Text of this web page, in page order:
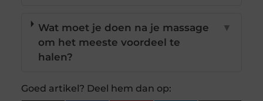
Wat moet je doen na je massage
om het meeste voordeel te
halen?
▼
Goed artikel? Deel hem dan op: